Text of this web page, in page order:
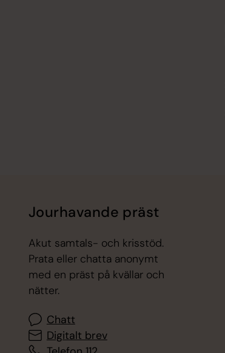
Jourhavande präst
Akut samtals- och krisstöd.
Prata eller chatta anonymt
med en präst på kvällar och
nätter.
Chatt
Digitalt brev